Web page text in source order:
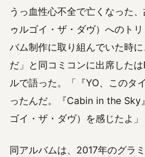
うっ血性心不全で亡くなった
ゥルゴイ・ザ・ダヴ）へのト
バム制作に取り組んでいた時
だ」と同コミコンに出席した
ルで語った。「『YO、このタ
ったんだ。『Cabin in the Sky
ゴイ・ザ・ダヴ）を感じたよ」
同アルバムは、2017年のグラ